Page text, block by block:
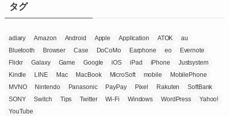
ータグ
adiary Amazon Android Apple Application ATOK
au
Bluetooth
Browser Case DoCoMo Earphone eo
Evernote
Flickr
Galaxy Game Google iOS iPad iPhone
Justsystem
Kindle
LINE Mac MacBook MicroSoft mobile
MobilePhone
MVNO
Nintendo Panasonic PayPay Pixel Rakuten
SoftBank
SONY
Switch Tips Twitter Wi-Fi Windows WordPress
Yahoo!
YouTube